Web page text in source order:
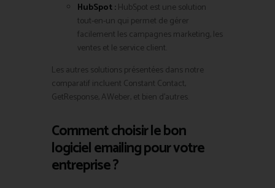
HubSpot :HubSpot est une solution
tout-en-un qui permet de gérer
facilement les campagnes marketing, les
ventes et le service client.
Les autres solutions présentées dans notre
comparatif incluent Constant Contact,
GetResponse, AWeber, et bien d’autres.
Comment choisir le bon
logiciel emailing pour votre
entreprise ?